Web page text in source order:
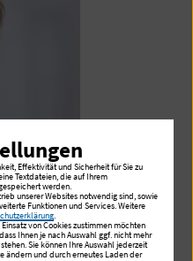
Effektivität und Sicherheit für Sie zu
Textdateien, die auf Ihrem
werden.
unserer Websites notwendig sind, sowie
Funktionen und Services. Weitere
.
von Cookies zustimmen möchten
Ihnen je nach Auswahl ggf. nicht mehr
Sie können Ihre Auswahl jederzeit
ändern und durch erneutes Laden der